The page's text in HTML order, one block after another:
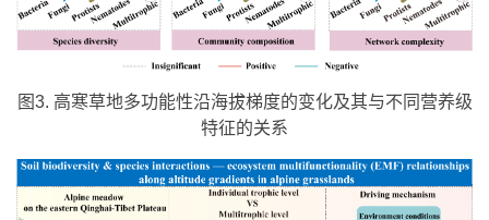
图3. 高寒草地多功能性沿海拔梯度的变化及其与不同营养级
特征的关系